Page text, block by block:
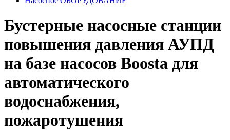
Бустерные насосные станции
повышения давления АУПД
на базе насосов Boosta для
автоматического
водоснабжения,
пожаротушения